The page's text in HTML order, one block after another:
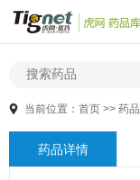
当前位置： 首页 >> 药品
药品详情